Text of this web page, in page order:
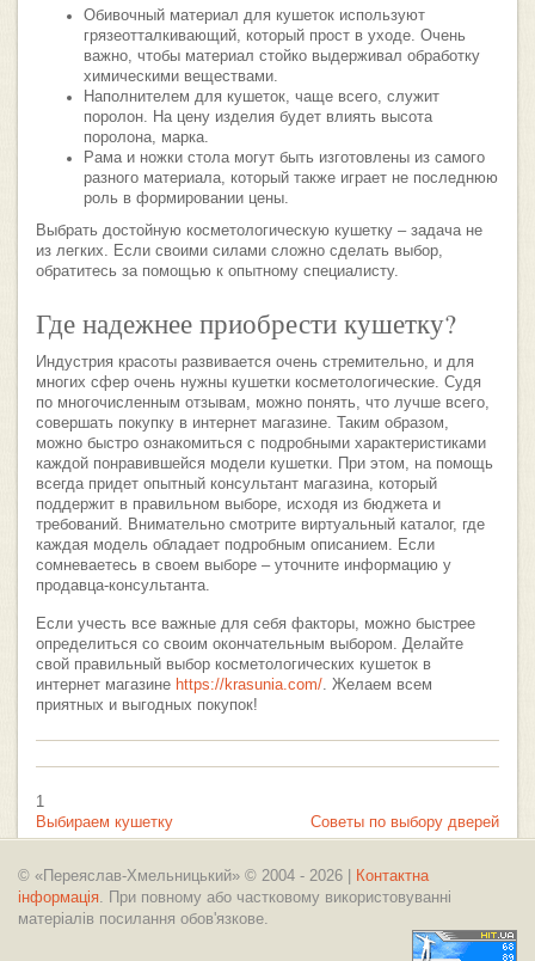
Обивочный материал для кушеток используют
грязеотталкивающий, который прост в уходе. Очень
важно, чтобы материал стойко выдерживал обработку
химическими веществами.
Наполнителем для кушеток, чаще всего, служит
поролон. На цену изделия будет влиять высота
поролона, марка.
Рама и ножки стола могут быть изготовлены из самого
разного материала, который также играет не последнюю
роль в формировании цены.
Выбрать достойную косметологическую кушетку – задача не
из легких. Если своими силами сложно сделать выбор,
обратитесь за помощью к опытному специалисту.
Где надежнее приобрести кушетку?
Индустрия красоты развивается очень стремительно, и для
многих сфер очень нужны кушетки косметологические. Судя
по многочисленным отзывам, можно понять, что лучше всего,
совершать покупку в интернет магазине. Таким образом,
можно быстро ознакомиться с подробными характеристиками
каждой понравившейся модели кушетки. При этом, на помощь
всегда придет опытный консультант магазина, который
поддержит в правильном выборе, исходя из бюджета и
требований. Внимательно смотрите виртуальный каталог, где
каждая модель обладает подробным описанием. Если
сомневаетесь в своем выборе – уточните информацию у
продавца-консультанта.
Если учесть все важные для себя факторы, можно быстрее
определиться со своим окончательным выбором. Делайте
свой правильный выбор косметологических кушеток в
интернет магазине https://krasunia.com/ . Желаем всем
приятных и выгодных покупок!
1
Выбираем кушетку
педикюрную правильно
Советы по выбору дверей
© «Переяслав-Хмельницький» © 2004 - 2026 |
Контактна
інформація. При повному або частковому використовуванні
матеріалів посилання обов'язкове.